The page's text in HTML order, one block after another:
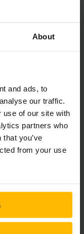
About
and ads, to
our traffic.
use of our site with
partners who
you’ve
from your use
behov. Hitta